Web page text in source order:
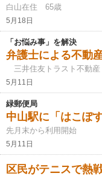
白山在住 65歳
5月18日
「お悩み事」を解決
弁護士による不動
三井住友トラスト不動
5月11日
緑郵便局
中山駅に「はこぽ
先月末から利用開始
5月11日
区民がテニスで熱